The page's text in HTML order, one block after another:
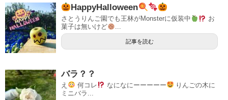
HappyHalloween
さとうりんご園でも王林がMonsterに仮装中
お
菓子は無いけど
...
記事を読む
バラ？？
え 何コレ なになにーーーーー
りんごの木に
ミニバラ...